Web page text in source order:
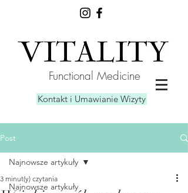
Functional Medicine
Kontakt i Umawianie Wizyty
Post
Najnowsze artykuły
Najnowsze artykuły
3 minut(y) czytania